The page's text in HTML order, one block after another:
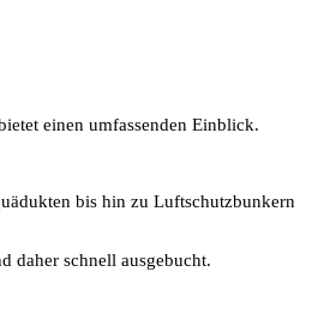
einen umfassenden Einblick.
bis hin zu Luftschutzbunkern
daher schnell ausgebucht.